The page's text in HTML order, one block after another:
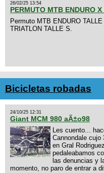
26/02/25 13:54
PERMUTO MTB ENDURO
Permuto MTB ENDURO
TRIATLON TALLE S.
Bicicletas robadas
24/10/25 12:31
Giant MCM 980 aÃ±o98
Les cuento...
Cannondale cujo
en Gral
pedaleabamos
las denuncias y
momento, no paro de entrar a